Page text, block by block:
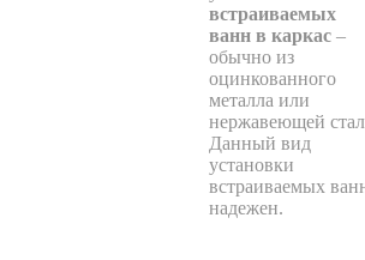
встраиваемых
ванн в каркас –
обычно из
оцинкованного
металла или
нержавеющей
Данный вид
установки
встраиваемых
надежен.